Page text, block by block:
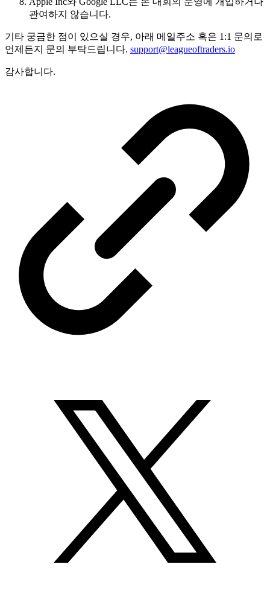
관여하지 않습니다.
기타 궁금한 점이 있으실 경우, 아래 메일주소 혹은 1:1 문의로
언제든지 문의 부탁드립니다. support@leagueoftraders.io
감사합니다.